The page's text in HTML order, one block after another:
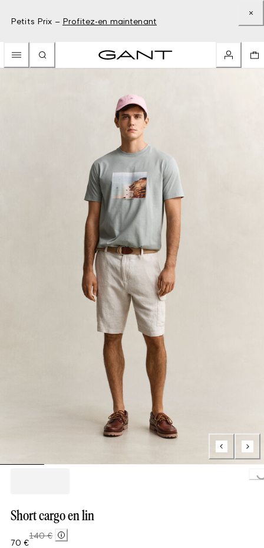
Petits Prix – Profitez-en maintenant
Loading...
Short cargo en lin
70 €
140 €